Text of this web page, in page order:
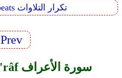
Reciters Repeats تكرار التلاوات
Prev
7. Surah Al-A'râf سورة الأعراف